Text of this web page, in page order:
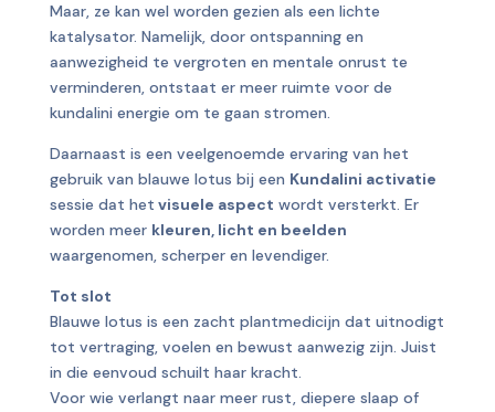
Maar, ze kan wel worden gezien als een lichte
katalysator. Namelijk, door ontspanning en
aanwezigheid te vergroten en mentale onrust te
verminderen, ontstaat er meer ruimte voor de
kundalini energie om te gaan stromen.
Daarnaast is een veelgenoemde ervaring van het
gebruik van blauwe lotus bij een Kundalini activatie
sessie dat het visuele aspect wordt versterkt. Er
worden meer kleuren, licht en beelden
waargenomen, scherper en levendiger.
Tot slot
Blauwe lotus is een zacht plantmedicijn dat uitnodigt
tot vertraging, voelen en bewust aanwezig zijn. Juist
in die eenvoud schuilt haar kracht.
Voor wie verlangt naar meer rust, diepere slaap of